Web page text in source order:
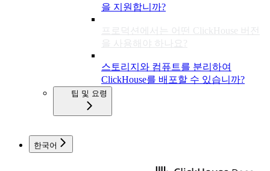
을 지원합니까?
프로덕션에서는 어떤 ClickHouse 버전
을 사용해야 하나요?
스토리지와 컴퓨트를 분리하여
ClickHouse를 배포할 수 있습니까?
팁 및 요령
한국어